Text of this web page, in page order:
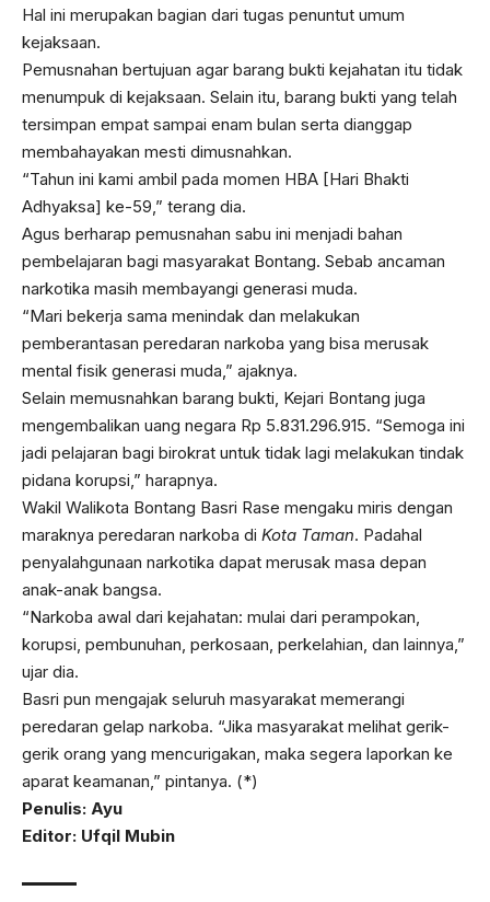
Hal ini merupakan bagian dari tugas penuntut umum
kejaksaan.
Pemusnahan bertujuan agar barang bukti kejahatan itu tidak
menumpuk di kejaksaan. Selain itu, barang bukti yang telah
tersimpan empat sampai enam bulan serta dianggap
membahayakan mesti dimusnahkan.
“Tahun ini kami ambil pada momen HBA [Hari Bhakti
Adhyaksa] ke-59,” terang dia.
Agus berharap pemusnahan sabu ini menjadi bahan
pembelajaran bagi masyarakat Bontang. Sebab ancaman
narkotika masih membayangi generasi muda.
“Mari bekerja sama menindak dan melakukan
pemberantasan peredaran narkoba yang bisa merusak
mental fisik generasi muda,” ajaknya.
Selain memusnahkan barang bukti, Kejari Bontang juga
mengembalikan uang negara Rp 5.831.296.915. “Semoga ini
jadi pelajaran bagi birokrat untuk tidak lagi melakukan tindak
pidana korupsi,” harapnya.
Wakil Walikota Bontang Basri Rase mengaku miris dengan
maraknya peredaran narkoba di Kota Taman. Padahal
penyalahgunaan narkotika dapat merusak masa depan
anak-anak bangsa.
“Narkoba awal dari kejahatan: mulai dari perampokan,
korupsi, pembunuhan, perkosaan, perkelahian, dan lainnya,”
ujar dia.
Basri pun mengajak seluruh masyarakat memerangi
peredaran gelap narkoba. “Jika masyarakat melihat gerik-
gerik orang yang mencurigakan, maka segera laporkan ke
aparat keamanan,” pintanya. (*)
Penulis: Ayu
Editor: Ufqil Mubin